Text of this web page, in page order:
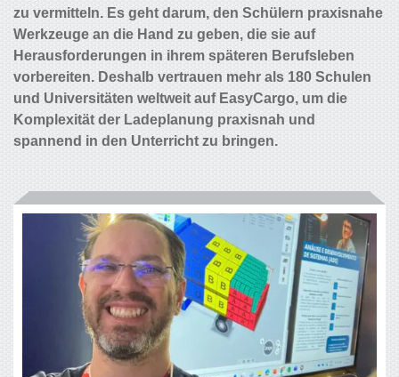
zu vermitteln. Es geht darum, den Schülern praxisnahe
Werkzeuge an die Hand zu geben, die sie auf
Herausforderungen in ihrem späteren Berufsleben
vorbereiten. Deshalb vertrauen mehr als 180 Schulen
und Universitäten weltweit auf EasyCargo, um die
Komplexität der Ladeplanung praxisnah und
spannend in den Unterricht zu bringen.